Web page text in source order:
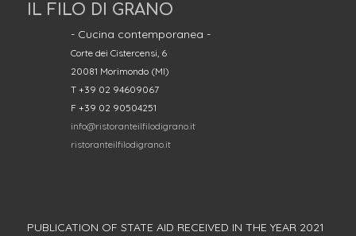
IL FILO DI GRANO
- Cucina contemporanea -
Corte dei Cistercensi, 6
20081 Morimondo (MI)
T +39 02 94609067
F +39 02 90504251
info@ristoranteilfilodigrano.it
ristoranteilfilodigrano.it
PUBLICATION OF STATE AID RECEIVED IN THE YEAR 2021